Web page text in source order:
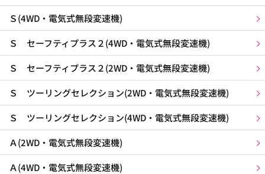
Ｓ(4WD・電気式無段変速機)
Ｓ セーフティプラス２(4WD・電気式無段変速機)
Ｓ セーフティプラス２(2WD・電気式無段変速機)
Ｓ ツーリングセレクション(2WD・電気式無段変速機)
Ｓ ツーリングセレクション(4WD・電気式無段変速機)
Ａ(2WD・電気式無段変速機)
Ａ(4WD・電気式無段変速機)